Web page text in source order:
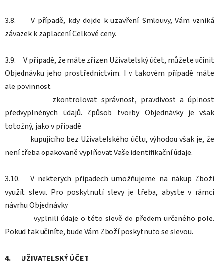
3.8. V případě, kdy dojde k uzavření Smlouvy, Vám vzniká
závazek k zaplacení Celkové ceny.
3.9. V případě, že máte zřízen Uživatelský účet, můžete učinit
Objednávku jeho prostřednictvím. I v takovém případě máte
ale povinnost
zkontrolovat správnost, pravdivost a úplnost
předvyplněných údajů. Způsob tvorby Objednávky je však
totožný, jako v případě
kupujícího bez Uživatelského účtu, výhodou však je, že
není třeba opakovaně vyplňovat Vaše identifikační údaje.
3.10. V některých případech umožňujeme na nákup Zboží
využít slevu. Pro poskytnutí slevy je třeba, abyste v rámci
návrhu Objednávky
vyplnili údaje o této slevě do předem určeného pole.
Pokud tak učiníte, bude Vám Zboží poskytnuto se slevou.
4. UŽIVATELSKÝ ÚČET